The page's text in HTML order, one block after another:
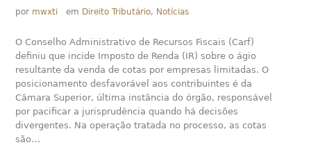
por mwxti em Direito Tributário, Notícias
O Conselho Administrativo de Recursos Fiscais (Carf)
definiu que incide Imposto de Renda (IR) sobre o ágio
resultante da venda de cotas por empresas limitadas. O
posicionamento desfavorável aos contribuintes é da
Câmara Superior, última instância do órgão, responsável
por pacificar a jurisprudência quando há decisões
divergentes. Na operação tratada no processo, as cotas
são…